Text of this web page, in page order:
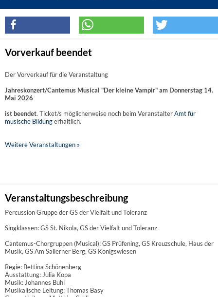
Vorverkauf beendet
Der Vorverkauf für die Veranstaltung
Jahreskonzert/Cantemus Musical "Der kleine Vampir" am Donnerstag 14.
Mai 2026
ist beendet. Ticket/s möglicherweise noch beim VeranstalterAmt für
musische Bildungerhältlich.
Weitere Veranstaltungen »
Veranstaltungsbeschreibung
Percussion Gruppe der GS der Vielfalt und Toleranz
Singklassen: GS St. Nikola, GS der Vielfalt und Toleranz
Cantemus-Chorgruppen (Musical): GS Prüfening, GS Kreuzschule, Haus der
Musik, GS Am Sallerner Berg, GS Königswiesen
Regie: Bettina Schönenberg
Ausstattung: Julia Kopa
Musik: Johannes Buhl
Musikalische Leitung: Thomas Basy